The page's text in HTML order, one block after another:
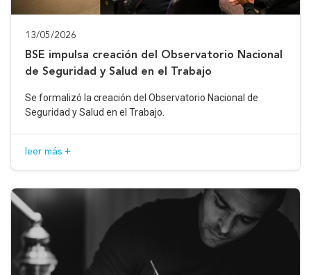
13/05/2026
BSE impulsa creación del Observatorio Nacional
de Seguridad y Salud en el Trabajo
Se formalizó la creación del Observatorio Nacional de
Seguridad y Salud en el Trabajo.
leer más +